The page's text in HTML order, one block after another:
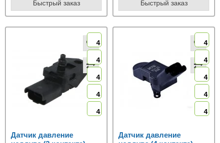
Быстрый заказ Быстрый заказ
4
4
4
4
4
Датчик давление
4
4
4
4
4
Датчик давление